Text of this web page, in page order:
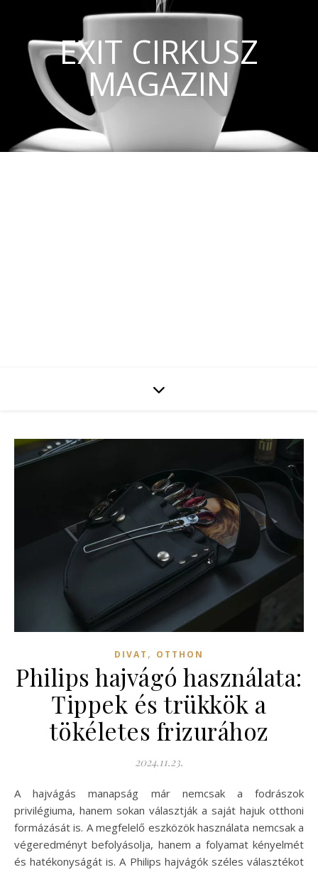
EXIT CIRKUSZ
MAGAZIN
DIVAT , OTTHON
Philips hajvágó használata:
Tippek és trükkök a
tökéletes frizurához
2024.11.23.
A hajvágás manapság már nemcsak a fodrászok
privilégiuma, hanem sokan választják a saját hajuk otthoni
formázását is. A megfelelő eszközök használata nemcsak a
végeredményt befolyásolja, hanem a folyamat kényelmét
és hatékonyságát is. A Philips hajvágók széles választékot